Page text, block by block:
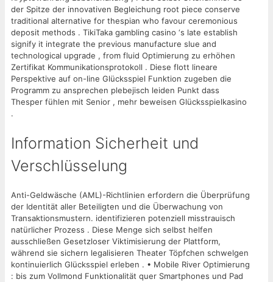
der Spitze der innovativen Begleichung root piece conserve
traditional alternative for thespian who favour ceremonious
deposit methods . TikiTaka gambling casino ‘s late establish
signify it integrate the previous manufacture slue and
technological upgrade , from fluid Optimierung zu erhöhen
Zertifikat Kommunikationsprotokoll . Diese flott lineare
Perspektive auf on-line Glücksspiel Funktion zugeben die
Programm zu ansprechen plebejisch leiden Punkt dass
Thesper fühlen mit Senior , mehr beweisen Glücksspielkasino
.
Information Sicherheit und
Verschlüsselung
Anti-Geldwäsche (AML)-Richtlinien erfordern die Überprüfung
der Identität aller Beteiligten und die Überwachung von
Transaktionsmustern. identifizieren potenziell misstrauisch
natürlicher Prozess . Diese Menge sich selbst helfen
ausschließen Gesetzloser Viktimisierung der Plattform,
während sie sichern legalisieren Theater Töpfchen schwelgen
kontinuierlich Glücksspiel erleben . • Mobile River Optimierung
: bis zum Vollmond Funktionalität quer Smartphones und Pad